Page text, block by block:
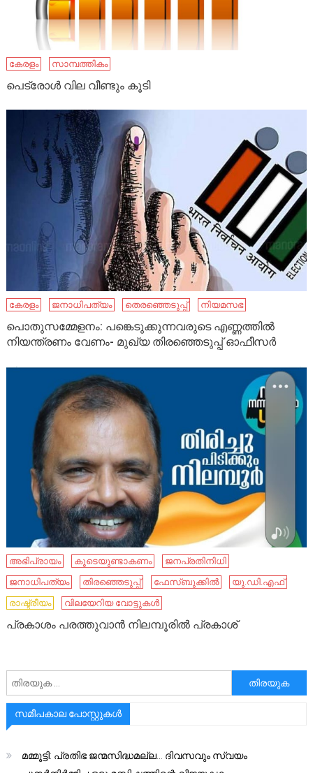
കേരളം സാമ്പത്തികം
പെട്രോൾ വില വീണ്ടും കൂടി
കേരളം ജനാധിപത്യം തെരഞ്ഞെടുപ്പ് നി​യ​മസഭ
പൊതുസമ്മേളനം: പങ്കെടുക്കുന്നവരുടെ എണ്ണത്തിൽ
നിയന്ത്രണം വേണം- മുഖ്യ തിരഞ്ഞെടുപ്പ് ഓഫീസർ
അഭിപ്രായം കൂടെയുണ്ടാകണം
ജനപ്രതിനിധി
ജനാധിപത്യം
തിരഞ്ഞെടുപ്പ് ഫേസ്ബുക്കിൽ
യു.ഡി.എഫ്
രാഷ്ട്രീയം
വിലയേറിയ വോട്ടുകൾ
പ്രകാശം പരത്തുവാൻ നിലമ്പൂരിൽ പ്രകാശ്
അനേഷിക്കുക
സമീപകാല പോസ്റ്റുകൾ
മമ്മൂട്ടി: പ്രതിഭ ജന്മസിദ്ധമല്ല… ദിവസവും സ്വയം